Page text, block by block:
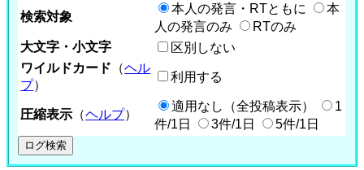
検索対象
本人の発言・RTともに
本
人の発言のみ
RTのみ
大文字・小文字
区別しない
ワイルドカード （ヘル
プ）
利用する
圧縮表示 （ヘルプ）
適用なし（全投稿表示）
1
件/1日
3件/1日 5件/1日